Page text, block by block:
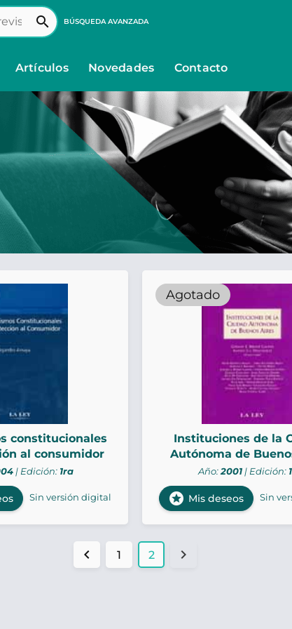
search BÚSQUEDA AVANZADA
Artículos Novedades Contacto
constitucionales
al consumidor
| Edición: 1ra
Sin versión digital
Agotado
Instituciones de la
Autónoma de
Año:2001 | Edición:
stars Mis deseos Sin
chevron_left 1 2 chevron_right